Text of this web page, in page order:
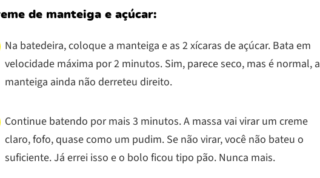
de manteiga e açúcar:
Na batedeira, coloque a manteiga e as 2 xícaras de açúcar. Bata em
velocidade máxima por 2 minutos. Sim, parece seco, mas é normal, a
manteiga ainda não derreteu direito.
Continue batendo por mais 3 minutos. A massa vai virar um creme
claro, fofo, quase como um pudim. Se não virar, você não bateu o
suficiente. Já errei isso e o bolo ficou tipo pão. Nunca mais.